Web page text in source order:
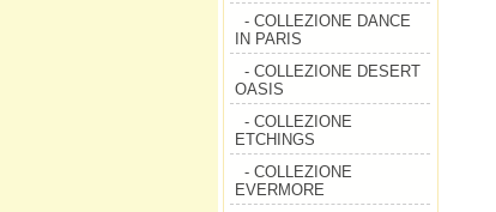
- COLLEZIONE DANCE
IN PARIS
- COLLEZIONE DESERT
OASIS
- COLLEZIONE
ETCHINGS
- COLLEZIONE
EVERMORE